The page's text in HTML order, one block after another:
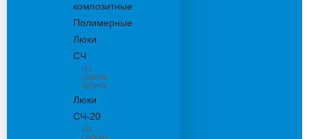
композитные
Полимерные
Люки
СЧ
Из
серого
чугуна
Люки
СЧ-20
Из